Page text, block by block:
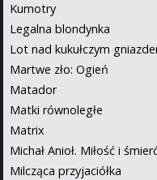
Kumotry
Legalna blondynka
Lot nad kukułczym
Martwe zło: Ogień
Matador
Matki równoległe
Matrix
Michał Anioł. Miłość i
Milcząca przyjaciółka